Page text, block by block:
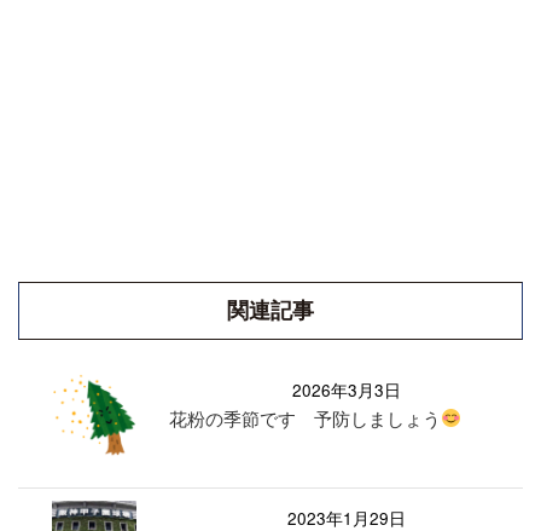
関連記事
2026年3月3日
花粉の季節です 予防しましょう
2023年1月29日